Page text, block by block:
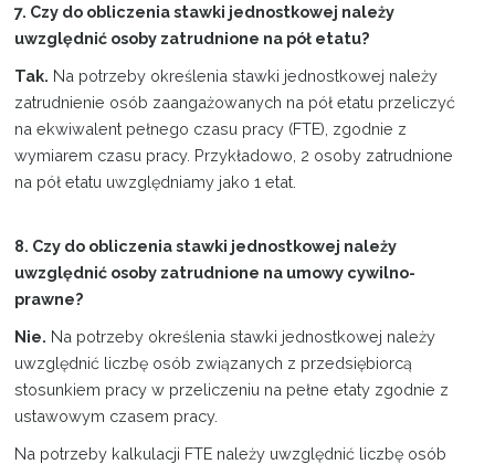
7. Czy do obliczenia stawki jednostkowej należy
uwzględnić osoby zatrudnione na pół etatu?
Tak. Na potrzeby określenia stawki jednostkowej należy
zatrudnienie osób zaangażowanych na pół etatu przeliczyć
na ekwiwalent pełnego czasu pracy (FTE), zgodnie z
wymiarem czasu pracy. Przykładowo, 2 osoby zatrudnione
na pół etatu uwzględniamy jako 1 etat.
8. Czy do obliczenia stawki jednostkowej należy
uwzględnić osoby zatrudnione na umowy cywilno-
prawne?
Nie. Na potrzeby określenia stawki jednostkowej należy
uwzględnić liczbę osób związanych z przedsiębiorcą
stosunkiem pracy w przeliczeniu na pełne etaty zgodnie z
ustawowym czasem pracy.
Na potrzeby kalkulacji FTE należy uwzględnić liczbę osób